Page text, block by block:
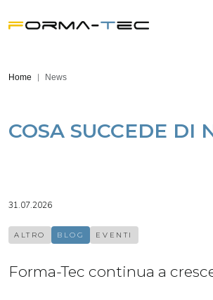
Home News
COSA SUCCEDE DI
31.07.2026
ALTRO BLOG EVENTI
Forma-Tec continua a